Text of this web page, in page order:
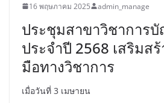
16 พฤษภาคม 2025 admin_manage
ประชุมสาขาวิชาการ
ประจำปี 2568 เสริมส
มือทางวิชาการ
เมื่อวันที่ 3 เมษายน